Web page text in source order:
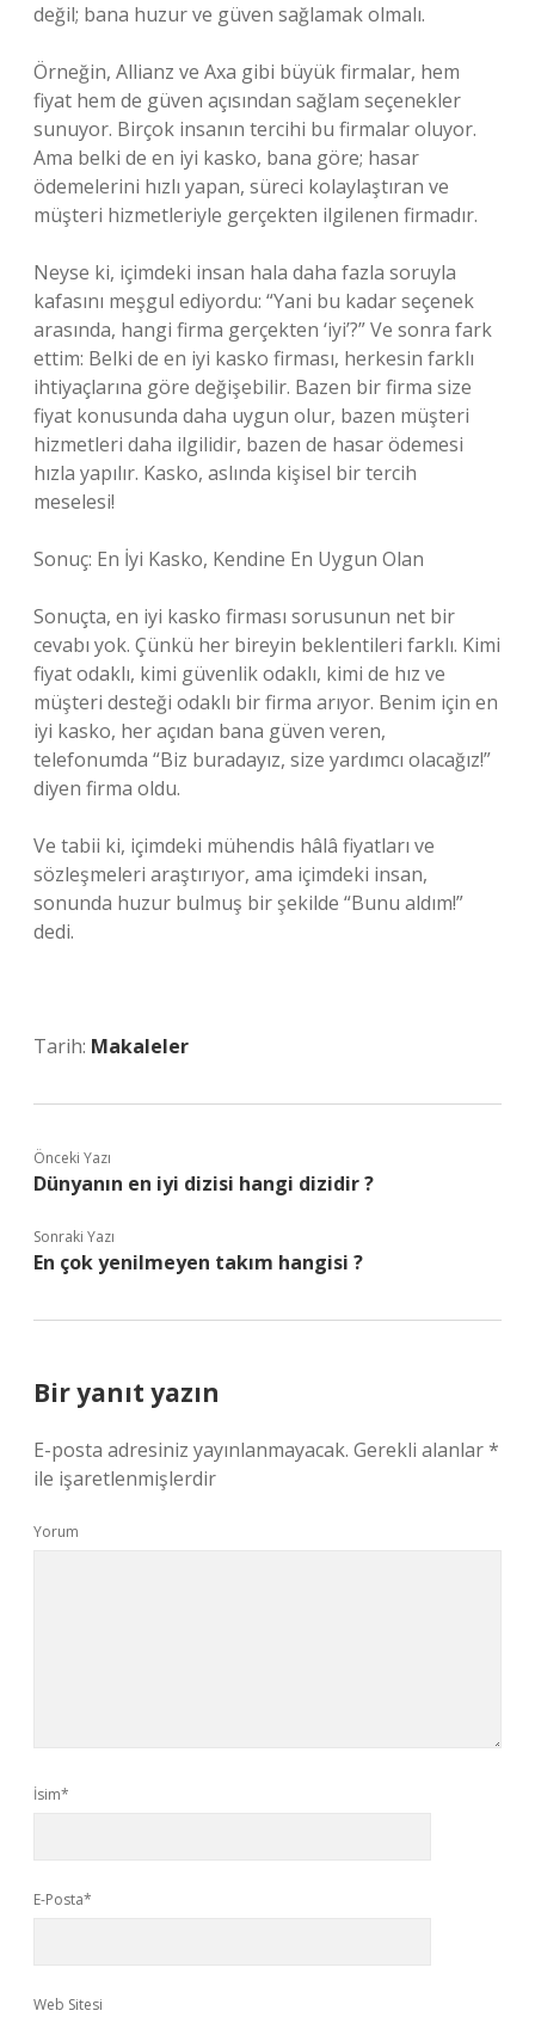
değil; bana huzur ve güven sağlamak olmalı.
Örneğin, Allianz ve Axa gibi büyük firmalar, hem
fiyat hem de güven açısından sağlam seçenekler
sunuyor. Birçok insanın tercihi bu firmalar oluyor.
Ama belki de en iyi kasko, bana göre; hasar
ödemelerini hızlı yapan, süreci kolaylaştıran ve
müşteri hizmetleriyle gerçekten ilgilenen firmadır.
Neyse ki, içimdeki insan hala daha fazla soruyla
kafasını meşgul ediyordu: “Yani bu kadar seçenek
arasında, hangi firma gerçekten ‘iyi’?” Ve sonra fark
ettim: Belki de en iyi kasko firması, herkesin farklı
ihtiyaçlarına göre değişebilir. Bazen bir firma size
fiyat konusunda daha uygun olur, bazen müşteri
hizmetleri daha ilgilidir, bazen de hasar ödemesi
hızla yapılır. Kasko, aslında kişisel bir tercih
meselesi!
Sonuç: En İyi Kasko, Kendine En Uygun Olan
Sonuçta, en iyi kasko firması sorusunun net bir
cevabı yok. Çünkü her bireyin beklentileri farklı. Kimi
fiyat odaklı, kimi güvenlik odaklı, kimi de hız ve
müşteri desteği odaklı bir firma arıyor. Benim için en
iyi kasko, her açıdan bana güven veren,
telefonumda “Biz buradayız, size yardımcı olacağız!”
diyen firma oldu.
Ve tabii ki, içimdeki mühendis hâlâ fiyatları ve
sözleşmeleri araştırıyor, ama içimdeki insan,
sonunda huzur bulmuş bir şekilde “Bunu aldım!”
dedi.
Tarih: Makaleler
Önceki Yazı
Dünyanın en iyi dizisi hangi dizidir ?
Sonraki Yazı
En çok yenilmeyen takım hangisi ?
Bir yanıt yazın
E-posta adresiniz yayınlanmayacak. Gerekli alanlar*
ile işaretlenmişlerdir
Yorum
İsim*
E-Posta*
Web Sitesi